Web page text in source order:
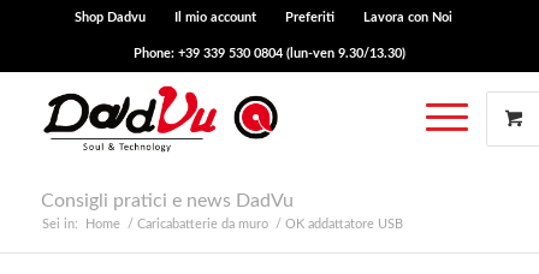
Shop Dadvu Il mio account Preferiti Lavora con Noi
Phone: +39 339 530 0804 (lun-ven 9.30/13.30)
Consigli pratici e news DadVu
Sei in: Home / Caricabatterie da muro / OK addattatore USB